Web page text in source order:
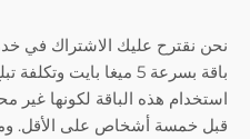
استخدام هذه الباقة لكونها غير
قبل خمسة أشخاص على الأقل.